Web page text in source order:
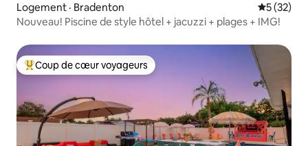
Logement · Bradenton Note
5 (32)
Nouveau! Piscine de style hôtel + jacuzzi + plages + IMG!
Coup de cœur voyageurs parmi les plus aimés
Coup de cœur voyageurs